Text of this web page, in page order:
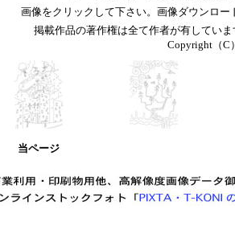
画像をクリックして下さい。画像ダウンロー
掲載作品の著作権は全て作者が有してい
Copyright（C
当ページ